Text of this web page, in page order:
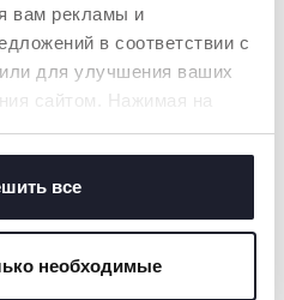
вам рекламы и
в соответствии с
для улучшения ваших
сайтом. Нажимая на
с
cookie. Если вы желаете
или предоставить
некоторых файлов cookie,
только
все
необходимые
Стульчик для кормления